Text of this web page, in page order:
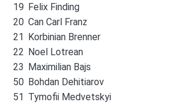
19 Felix Finding
20 Can Carl Franz
21 Korbinian Brenner
22 Noel Lotrean
23 Maximilian Bajs
50 Bohdan Dehitiarov
51 Tymofii Medvetskyi